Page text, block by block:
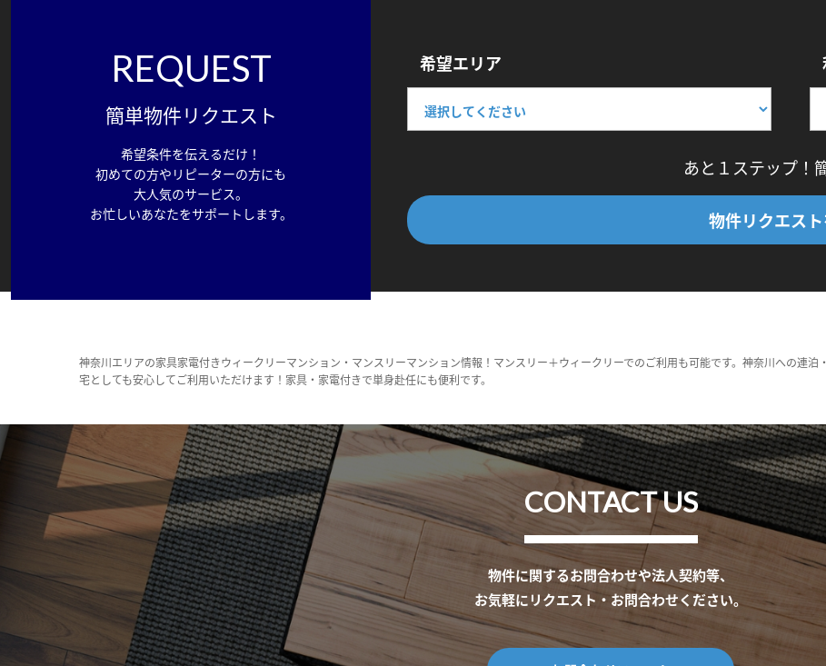
REQUEST
簡単物件リクエスト
希望条件を伝えるだけ！
初めての方やリピーターの方にも
大人気のサービス。
お忙しいあなたをサポートします。
希望エリア
あと１ステップ！
物件リクエス
神奈川エリアの家具家電付きウィークリーマンション・マンスリーマンション情報！マンスリー＋ウィークリーでのご利用も可能です。神奈川への連
宅としても安心してご利用いただけます！家具・家電付きで単身赴任にも便利です。
CONTACT US
物件に関するお問合わせや法人契約等、
お気軽にリクエスト・お問合わせください。